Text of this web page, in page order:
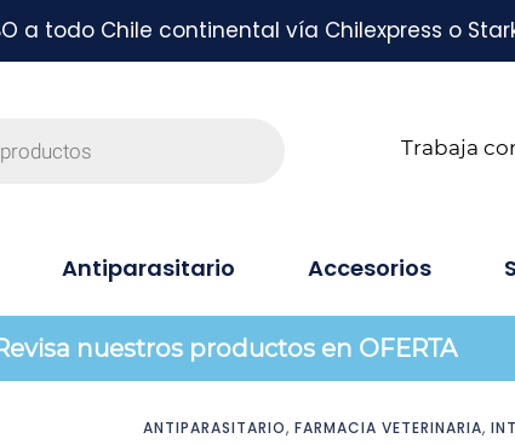
a todo Chile continental vía Chilexpress o
Trabaja
Antiparasitario Accesorios
nuestros productos en OFERTA
ANTIPARASITARIO, FARMACIA VETERINARIA,